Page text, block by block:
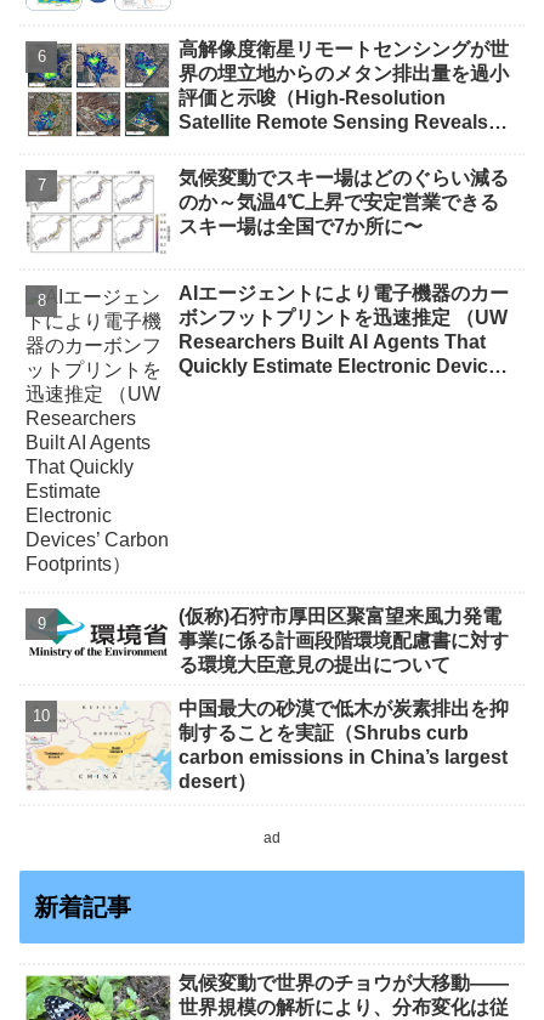
高解像度衛星リモートセンシングが世
界の埋立地からのメタン排出量を過小
評価と示唆（High-Resolution
Satellite Remote Sensing Reveals
from Global Landfills）
気候変動でスキー場はどのぐらい減る
のか～気温4℃上昇で安定営業できる
スキー場は全国で7か所に〜
AIエージェントにより電子機器のカー
ボンフットプリントを迅速推定 （UW
Researchers Built AI Agents That
Quickly Estimate Electronic Devices’
(仮称)石狩市厚田区聚富望来風力発電
事業に係る計画段階環境配慮書に対す
る環境大臣意見の提出について
中国最大の砂漠で低木が炭素排出を抑
制することを実証（Shrubs curb
carbon emissions in China’s largest
desert）
ad
新着記事
気候変動で世界のチョウが大移動――
世界規模の解析により、分布変化は従